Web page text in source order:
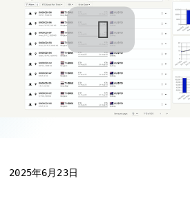
2025年6月23日